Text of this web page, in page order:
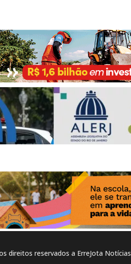
direitos reservados a ErreJota Notícias